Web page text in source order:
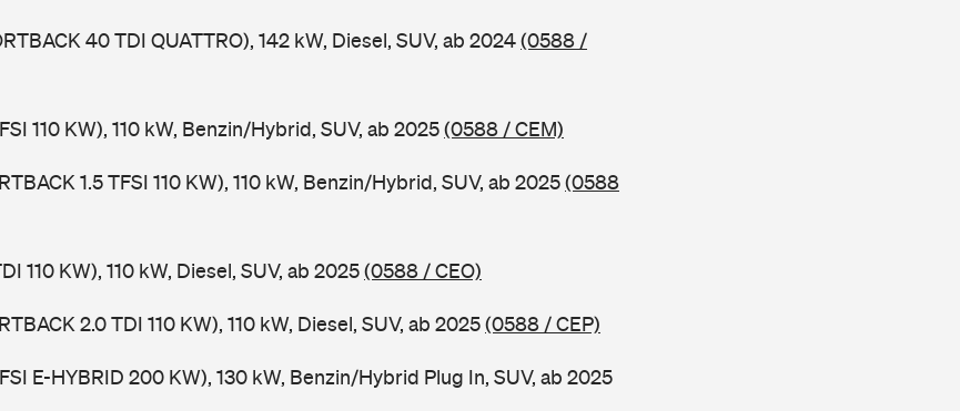
40 TDI QUATTRO), 142 kW, Diesel, SUV, ab 2024(0588 /
110 KW), 110 kW, Benzin/Hybrid, SUV, ab 2025(0588 / CEM)
1.5 TFSI 110 KW), 110 kW, Benzin/Hybrid, SUV, ab 2025(0588
110 KW), 110 kW, Diesel, SUV, ab 2025(0588 / CEO)
2.0 TDI 110 KW), 110 kW, Diesel, SUV, ab 2025(0588 / CEP)
E-HYBRID 200 KW), 130 kW, Benzin/Hybrid Plug In, SUV, ab 2025